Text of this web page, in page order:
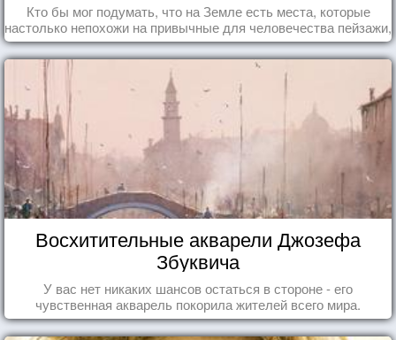
Кто бы мог подумать, что на Земле есть места, которые
настолько непохожи на привычные для человечества пейзажи,
что кажутся и вовсе инопланетными!
Восхитительные акварели Джозефа
Збуквича
У вас нет никаких шансов остаться в стороне - его
чувственная акварель покорила жителей всего мира.